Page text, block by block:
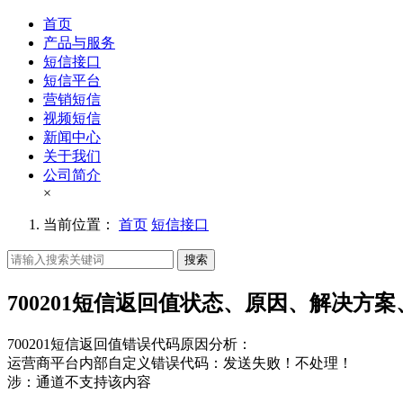
首页
产品与服务
短信接口
短信平台
营销短信
视频短信
新闻中心
关于我们
公司简介
×
当前位置： 首页 短信接口
搜索
700201短信返回值状态、原因、解决方案
700201短信返回值错误代码原因分析：
运营商平台内部自定义错误代码：发送失败！不处理！
涉：通道不支持该内容